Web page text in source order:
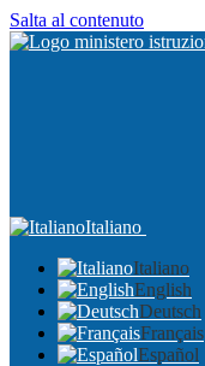
Salta al contenuto
Italiano
Italiano
English
Deutsch
Français
Español